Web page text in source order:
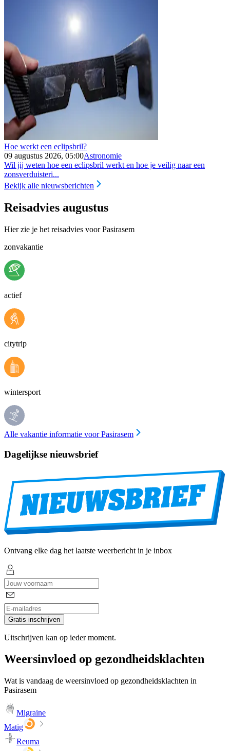
Hoe werkt een eclipsbril?
09 augustus 2026, 05:00Astronomie
Wil jij weten hoe een eclipsbril werkt en hoe je veilig naar een
zonsverduisteri...
Bekijk alle nieuwsberichten
Reisadvies augustus
Hier zie je het reisadvies voor Pasirasem
zonvakantie
actief
citytrip
wintersport
Alle vakantie informatie voor Pasirasem
Dagelijkse nieuwsbrief
Ontvang elke dag het laatste weerbericht in je inbox
Gratis inschrijven
Uitschrijven kan op ieder moment.
Weersinvloed op gezondheidsklachten
Wat is vandaag de weersinvloed op gezondheidsklachten in
Pasirasem
Migraine
Matig
Reuma